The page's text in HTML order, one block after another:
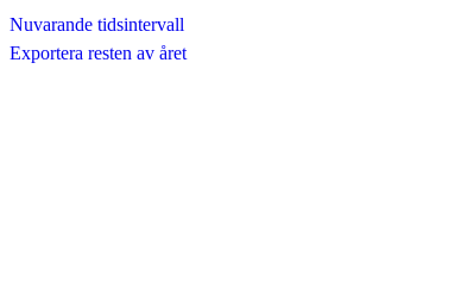
Nuvarande tidsintervall
Exportera resten av året